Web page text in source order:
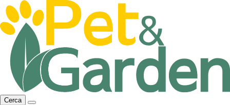
Cerca